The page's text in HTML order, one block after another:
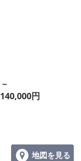
－
140,000円
地図を見る